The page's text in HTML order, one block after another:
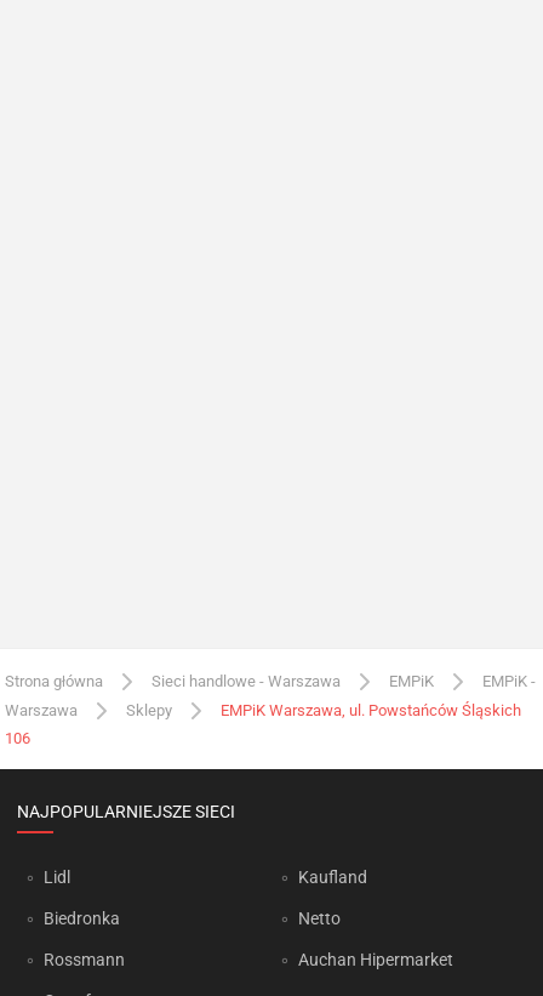
Strona główna Sieci handlowe - Warszawa EMPiK
EMPiK -
Warszawa
Sklepy
EMPiK Warszawa, ul. Powstańców Śląskich
106
NAJPOPULARNIEJSZE SIECI
Lidl
Biedronka
Rossmann
Kaufland
Netto
Auchan Hipermarket